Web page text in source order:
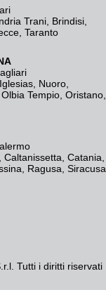
Trani Brindisi
Taranto
Nuoro
Olbia Tempio Oristano
Caltanissetta Catania
Ragusa Siracusa
Tutti i diritti riservati